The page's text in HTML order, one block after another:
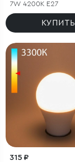
7W 4200K E27
КУПИТЬ
315 ₽